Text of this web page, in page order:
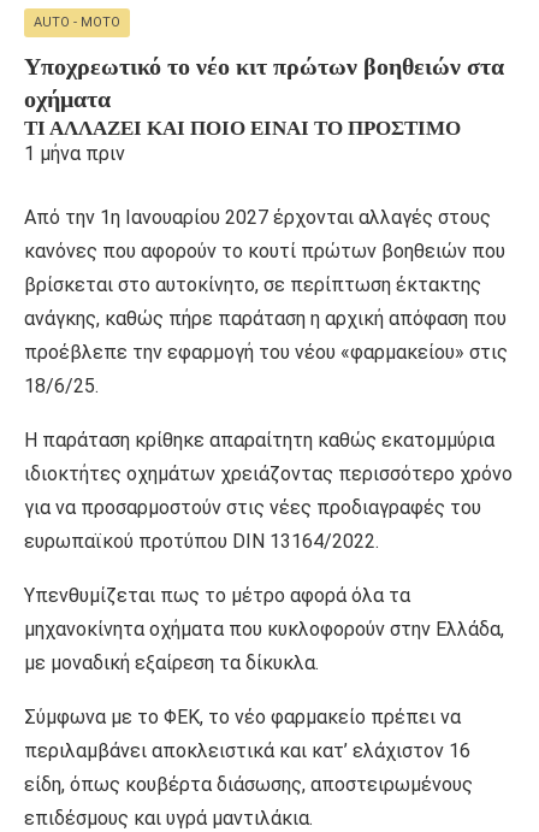
AUTO - MOTO
Υποχρεωτικό το νέο κιτ πρώτων βοηθειών στα
οχήματα
ΤΙ ΑΛΛΆΖΕΙ ΚΑΙ ΠΟΙΟ ΕΊΝΑΙ ΤΟ ΠΡΌΣΤΙΜΟ
1 μήνα πριν
Από την 1η Ιανουαρίου 2027 έρχονται αλλαγές στους
κανόνες που αφορούν το κουτί πρώτων βοηθειών που
βρίσκεται στο αυτοκίνητο, σε περίπτωση έκτακτης
ανάγκης, καθώς πήρε παράταση η αρχική απόφαση που
προέβλεπε την εφαρμογή του νέου «φαρμακείου» στις
18/6/25.
Η παράταση κρίθηκε απαραίτητη καθώς εκατομμύρια
ιδιοκτήτες οχημάτων χρειάζοντας περισσότερο χρόνο
για να προσαρμοστούν στις νέες προδιαγραφές του
ευρωπαϊκού προτύπου DIN 13164/2022.
Υπενθυμίζεται πως το μέτρο αφορά όλα τα
μηχανοκίνητα οχήματα που κυκλοφορούν στην Ελλάδα,
με μοναδική εξαίρεση τα δίκυκλα.
Σύμφωνα με το ΦΕΚ, το νέο φαρμακείο πρέπει να
περιλαμβάνει αποκλειστικά και κατ’ ελάχιστον 16
είδη, όπως κουβέρτα διάσωσης, αποστειρωμένους
επιδέσμους και υγρά μαντιλάκια.